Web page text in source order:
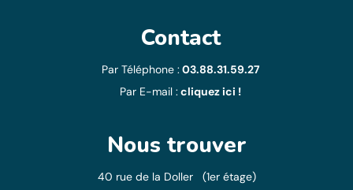
Contact
Par Téléphone : 03.88.31.59.27
Par E-mail : cliquez ici !
Nous trouver
40 rue de la Doller (1er étage)